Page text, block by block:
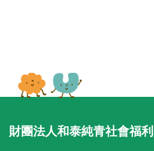
財團法人和泰純青社會福